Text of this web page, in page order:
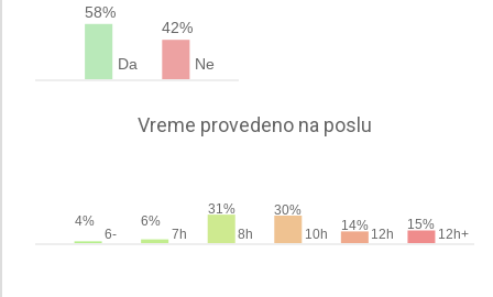
58%
Da
42%
Ne
Vreme provedeno na poslu
4%
6-
6%
7h
31%
8h
30%
10h
14%
12h
15%
12h+